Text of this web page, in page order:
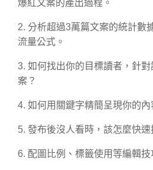
爆紅文案的產出過程。
2. 分析超過3萬篇文案的統計數
流量公式。
3. 如何找出你的目標讀者，針
案？
4. 如何用關鍵字精簡呈現你的內
5. 發布後沒人看時，該怎麼快速
6. 配圖比例、標籤使用等編輯技